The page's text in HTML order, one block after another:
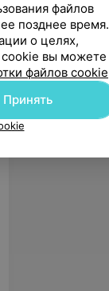
файлов
позднее время.
о целях,
cookie вы можете
файлов cookie
Принять